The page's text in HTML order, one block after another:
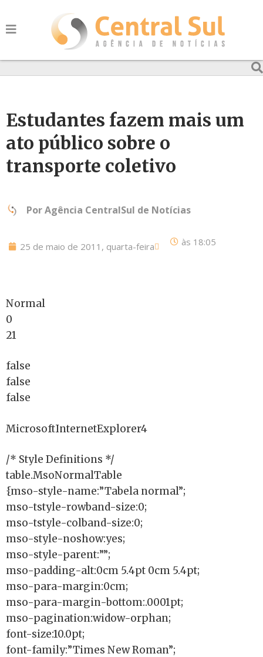
Estudantes fazem mais um
ato público sobre o
transporte coletivo
PorAgência CentralSul de Notícias
25 de maio de 2011, quarta-feira às 18:05
Normal
0
21
false
false
false
MicrosoftInternetExplorer4
/* Style Definitions */
table.MsoNormalTable
{mso-style-name:”Tabela normal”;
mso-tstyle-rowband-size:0;
mso-tstyle-colband-size:0;
mso-style-noshow:yes;
mso-style-parent:””;
mso-padding-alt:0cm 5.4pt 0cm 5.4pt;
mso-para-margin:0cm;
mso-para-margin-bottom:.0001pt;
mso-pagination:widow-orphan;
font-size:10.0pt;
font-family:”Times New Roman”;